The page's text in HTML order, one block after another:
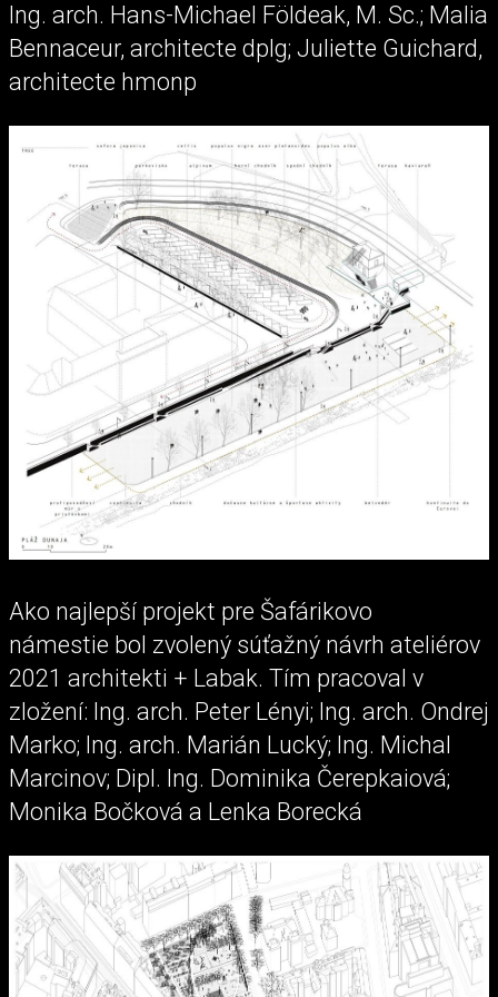
Ing. arch. Hans-Michael Földeak, M. Sc.; Malia
Bennaceur, architecte dplg; Juliette Guichard,
architecte hmonp
Ako najlepší projekt pre Šafárikovo
námestie bol zvolený súťažný návrh ateliérov
2021 architekti + Labak. Tím pracoval v
zložení: Ing. arch. Peter Lényi; Ing. arch. Ondrej
Marko; Ing. arch. Marián Lucký; Ing. Michal
Marcinov; Dipl. Ing. Dominika Čerepkaiová;
Monika Bočková a Lenka Borecká